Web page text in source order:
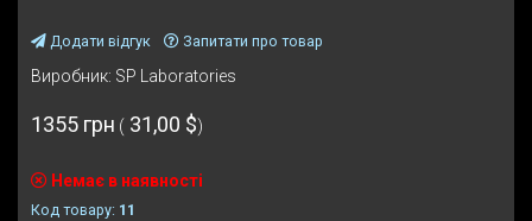
Додати відгук Запитати про товар
Виробник: SP Laboratories
1355 грн ( 31,00 $)
Немає в наявності
Код товару: 11